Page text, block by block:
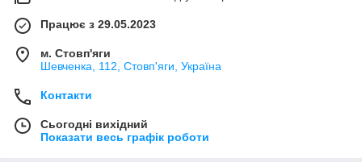
Працює з 29.05.2023
м. Стовп'яги
Шевченка, 112, Стовп'яги, Україна
Контакти
Сьогодні вихідний
Показати весь графік роботи